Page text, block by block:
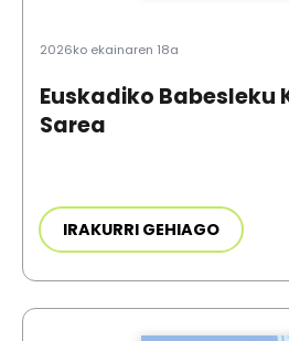
2026ko ekainaren 18a
Euskadiko Babesleku
Sarea
IRAKURRI GEHIAGO